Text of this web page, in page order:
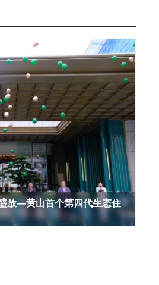
放—黄山首个第四代生态住